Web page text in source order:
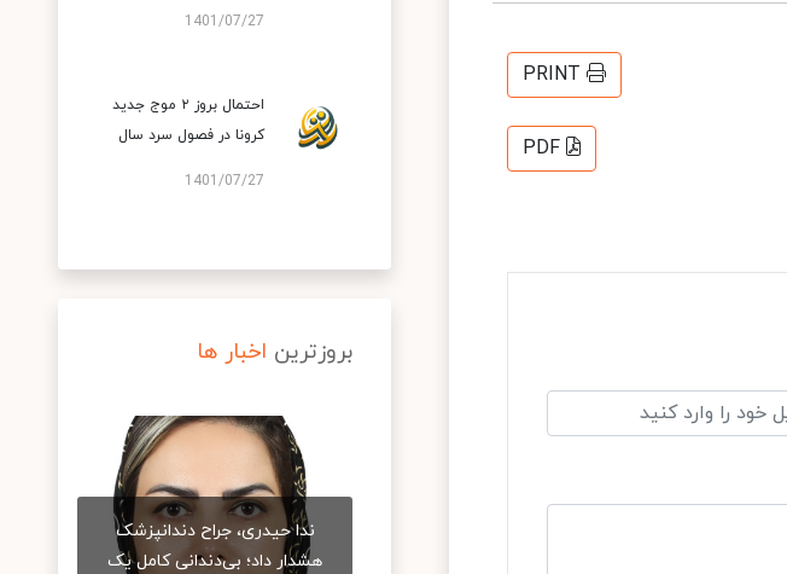
PRINT
PDF
1401/07/27
احتمال بروز ۲ موج جدید
کرونا در فصول سرد سال
1401/07/27
بروزترین اخبار ها
ندا حیدری، جراح دندانپزشک
هشدار داد؛ بی‌دندانی کامل یک